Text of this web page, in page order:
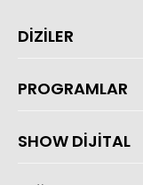
DİZİLER
PROGRAMLAR
SHOW DİJİTAL